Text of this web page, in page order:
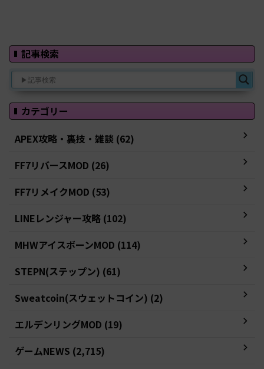
記事検索
カテゴリー
APEX攻略・裏技・雑談 (62)
FF7リバースMOD (26)
FF7リメイクMOD (53)
LINEレンジャー攻略 (102)
MHWアイスボーンMOD (114)
STEPN(ステップン) (61)
Sweatcoin(スウェットコイン) (2)
エルデンリングMOD (19)
ゲームNEWS (2,715)